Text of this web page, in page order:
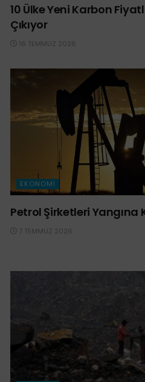
10 Ülke Yeni Karbon
Çıkıyor
16 TEMMUZ 2026
EKONOMI
Petrol Şirketleri Yangına
7 TEMMUZ 2026